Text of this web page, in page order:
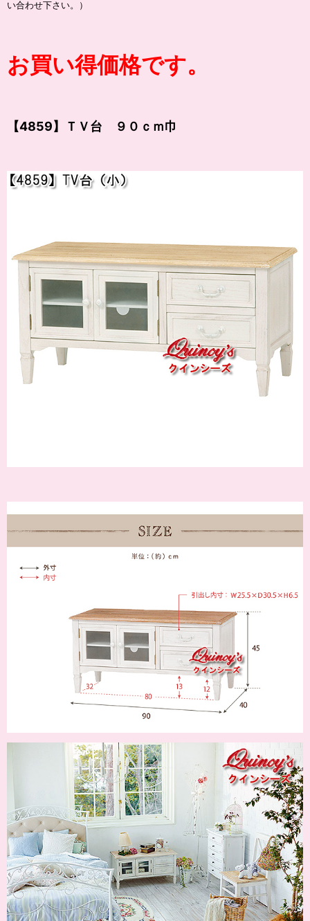
い合わせ下さい。）
お買い得価格です。
【4859】ＴＶ台 ９０ｃｍ巾